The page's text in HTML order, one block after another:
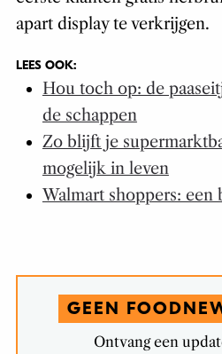
apart display te verkrijgen.
LEES OOK:
Hou toch op: de
de schappen
Zo blijft je
mogelijk in leven
Walmart shoppers: een
GEEN
Ontvang een